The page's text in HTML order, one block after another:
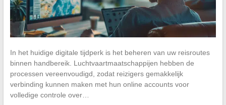
In het huidige digitale tijdperk is het beheren van uw reisroutes
binnen handbereik. Luchtvaartmaatschappijen hebben de
processen vereenvoudigd, zodat reizigers gemakkelijk
verbinding kunnen maken met hun online accounts voor
volledige controle over…